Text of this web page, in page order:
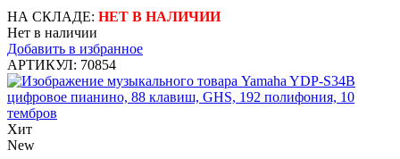
НА СКЛАДЕ: НЕТ В НАЛИЧИИ
Нет в наличии
Добавить в избранное
АРТИКУЛ: 70854
Хит
New